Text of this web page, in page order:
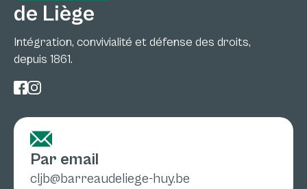
de Liège
Intégration, convivialité et défense des droits,
depuis 1861.
Par email
cljb@barreaudeliege-huy.be